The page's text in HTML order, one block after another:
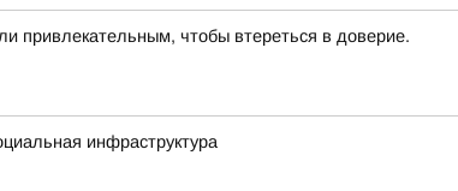
привлекательным, чтобы втереться в доверие.
инфраструктура